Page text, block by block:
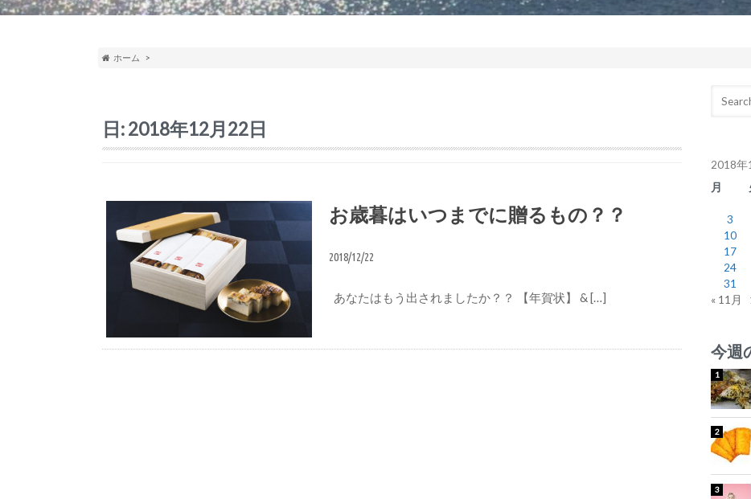
ホーム
日:2018年12月22日
お歳暮ギフト
お歳暮はいつまでに贈るもの？？
2018/12/22
あなたはもう出されましたか？？ 【年賀状】 & […]
2018年
月
3
10
17
24
31
« 11月
今週